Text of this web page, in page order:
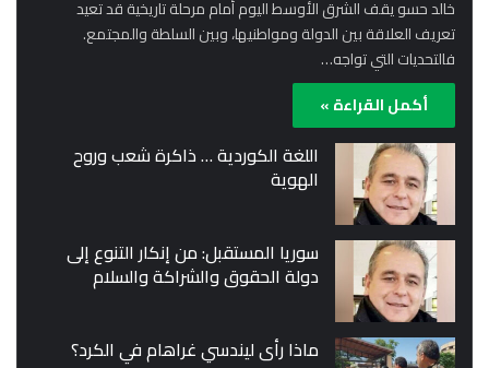
خالد حسو يقف الشرق الأوسط اليوم أمام مرحلة تاريخية قد تعيد
تعريف العلاقة بين الدولة ومواطنيها، وبين السلطة والمجتمع.
فالتحديات التي تواجه…
أكمل القراءة »
اللغة الكوردية … ذاكرة شعب وروح
الهوية
سوريا المستقبل: من إنكار التنوع إلى
دولة الحقوق والشراكة والسلام
ماذا رأى ليندسي غراهام في الكرد؟